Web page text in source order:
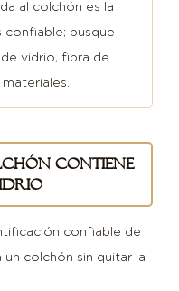
al colchón es la
busque
vidrio, fibra de
contiene
confiable de
colchón sin quitar la